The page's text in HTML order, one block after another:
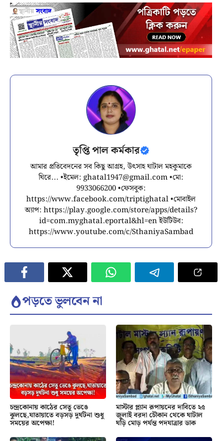
তৃপ্তি পাল কর্মকার
আমার প্রতিবেদনের সব কিছু আগ্রহ, উৎসাহ ঘাটাল মহকুমাকে
ঘিরে... •ইমেল: ghatal1947@gmail.com•মো:
9933066200 •ফেসবুক:
https://www.facebook.com/triptighatal •মোবাইল
অ্যাপ: https://play.google.com/store/apps/details?
id=com.myghatal.eportal&hl=en ইউটিউব:
https://www.youtube.com/c/SthaniyaSambad
পড়তে ভুলবেন না
চন্দ্রকোনায় কাঠের সেতু ভেঙে
ঝুলছে,যাতায়াতে বড়সড় দুর্ঘটনা শুধু
সময়ের অপেক্ষা!
মাস্টার প্ল্যান রূপায়নের দাবিতে ২৫
জুলাই বরদা চৌকান থেকে ঘাটাল
ঘড়ি মোড় পর্যন্ত পদযাত্রার ডাক